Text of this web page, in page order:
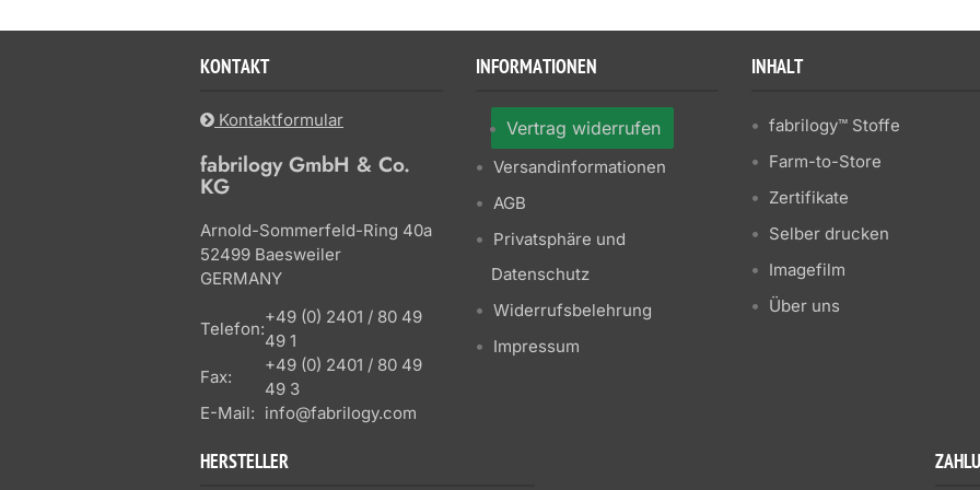
KONTAKT
Kontaktformular
fabrilogy GmbH & Co.
KG
Arnold-Sommerfeld-Ring 40a
52499 Baesweiler
GERMANY
Telefon:
+49 (0) 2401 / 80 49
49 1
Fax:
+49 (0) 2401 / 80 49
49 3
E-Mail: info@fabrilogy.com
INFORMATIONEN
Vertrag widerrufen
Versandinformationen
AGB
Privatsphäre und
Datenschutz
Widerrufsbelehrung
Impressum
INHALT
fabrilogy™ Stoffe
Farm-to-Store
Zertifikate
Selber drucken
Imagefilm
Über uns
HERSTELLER